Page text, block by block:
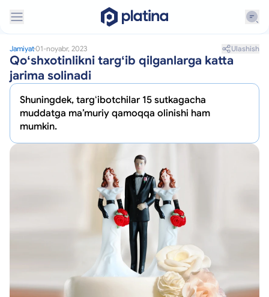
Jamiyat01-noyabr, 2023 Ulashish
Qoʻshxotinlikni targʻib qilganlarga katta
jarima solinadi
Shuningdek, targʻibotchilar 15 sutkagacha
muddatga maʼmuriy qamoqqa olinishi ham
mumkin.